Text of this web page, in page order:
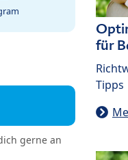
gerne an
für
Tipps